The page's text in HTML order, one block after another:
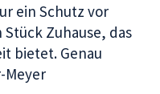
ein Schutz vor
Zuhause, das
bietet. Genau
Meyer